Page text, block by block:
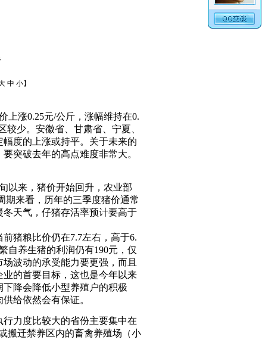
中 小】
上涨0.25元/公斤，涨幅维持在0.
较少。安徽省、甘肃省、宁夏、
度的上涨或持平。关于未来的
突破去年的高点难度非常大。
以来，猪价开始回升，农业部
期来看，历年的三季度猪价通常
天气，仔猪存活率预计要高于
猪粮比价仍在7.7左右，高于6.
自养生猪的利润仍有190元，仅
波动的承受能力要更强，而且
的首要目标，这也是今年以来
降会降低小型养殖户的积极
给依然会有保证。
力度比较大的省份主要集中在
搬迁禁养区内的畜禽养殖场（小